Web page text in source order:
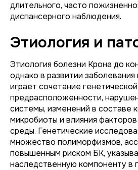
длительного, часто
диспансерного наблюдения.
Этиология и
Этиология болезни Крона до
однако в развитии
играет сочетание генетической
предрасположенности,
системы, изменений в составе
микробиоты и влияния
среды. Генетические
множество полиморфизмов,
повышенным риском БК,
наследственную компоненту в